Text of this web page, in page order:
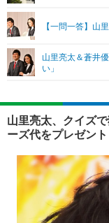
ショッピング
SPEED TEST
エンタメ
エンタメTOP
音楽
ショッピング
ライフ
ライフTOP
ペット
その他
リリース一覧
プッシュ通知の停止
【一問一答】山
山里亮太＆蒼井
い」
山里亮太、クイズ
ーズ代をプレゼン